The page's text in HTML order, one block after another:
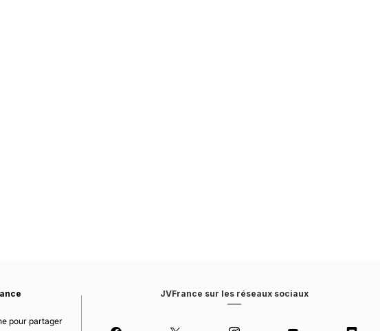
pour partager
JVFrance sur les réseaux sociaux